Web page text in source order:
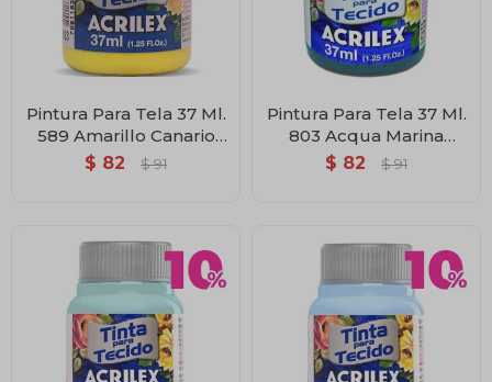
Pintura Para Tela 37 Ml.
589 Amarillo Canario
Acrilex
$ 82 $ 91
Pintura Para Tela 37 Ml.
803 Acqua Marina
Acrilex
$ 82 $ 91